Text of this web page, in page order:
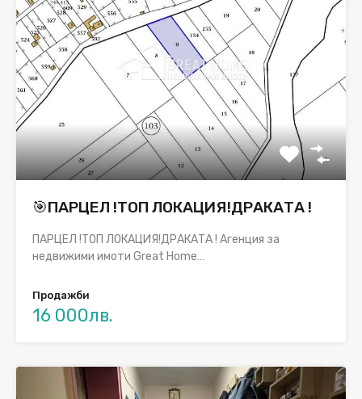
🎯ПАРЦЕЛ !ТОП ЛОКАЦИЯ!ДРАКАТА !
ПАРЦЕЛ !ТОП ЛОКАЦИЯ!ДРАКАТА ! Агенция за
недвижими имоти Great Home…
Продажби
16 000лв.